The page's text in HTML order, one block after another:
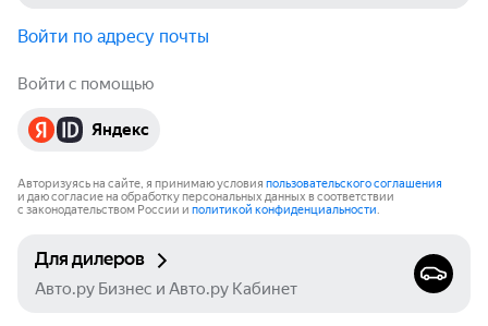
Войти по адресу почты
Войти с помощью
Яндекс
Авторизуясь на сайте, я принимаю условия пользовательского соглашения
и даю согласие на обработку персональных данных в соответствии
с законодательством России и политикой конфиденциальности.
Для дилеров
Авто.ру Бизнес и Авто.ру Кабинет